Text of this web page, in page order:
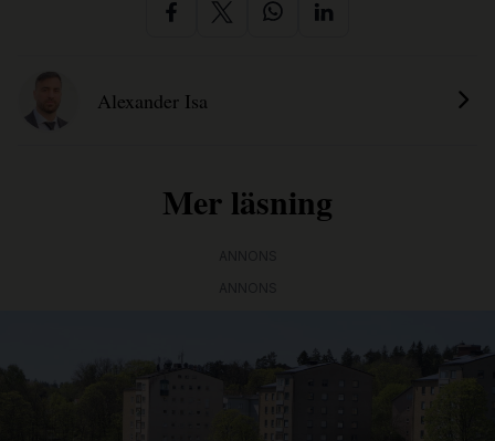
Alexander Isa
Mer läsning